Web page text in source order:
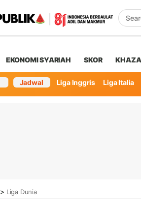
EKONOMI SYARIAH SKOR
Jadwal Liga Inggris Liga Italia
> Liga Dunia